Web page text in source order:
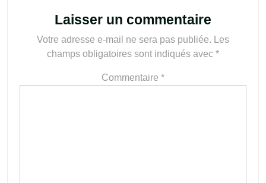
Laisser un commentaire
Votre adresse e-mail ne sera pas publiée.
Les
champs obligatoires sont indiqués avec *
Commentaire *